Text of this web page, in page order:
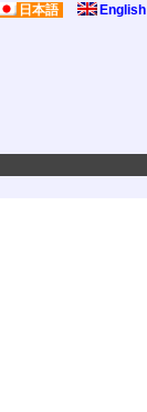
日本語 English